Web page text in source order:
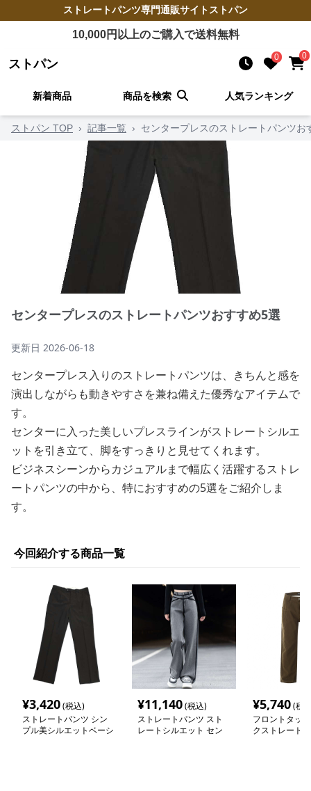
ストレートパンツ専門通販サイト ストパン
10,000円以上のご購入で送料無料
ストパン 0 0
新着商品 商品を検索 人気ランキング
ストパン TOP › 記事一覧 › センタープレスのストレートパンツお
センタープレスのストレートパンツおすすめ5選
更新日 2026-06-18
センタープレス入りのストレートパンツは、きちんと感を
演出しながらも動きやすさを兼ね備えた優秀なアイテムで
す。
センターに入った美しいプレスラインがストレートシルエ
ットを引き立て、脚をすっきりと見せてくれます。
ビジネスシーンからカジュアルまで幅広く活躍するストレ
ートパンツの中から、特におすすめの5選をご紹介しま
す。
今回紹介する商品一覧
¥3,420(税込)
ストレートパンツ シン
プル美シルエットベーシ
¥11,140(税込)
ストレートパンツ スト
レートシルエット セン
¥5,740(税
フロントタッ
クストレート